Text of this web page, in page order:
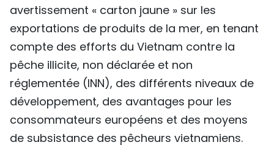
avertissement « carton jaune » sur les
exportations de produits de la mer, en tenant
compte des efforts du Vietnam contre la
pêche illicite, non déclarée et non
réglementée (INN), des différents niveaux de
développement, des avantages pour les
consommateurs européens et des moyens
de subsistance des pêcheurs vietnamiens.